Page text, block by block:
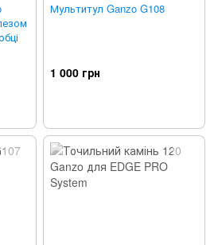
Мультитул Ganzo G108
1 000 грн